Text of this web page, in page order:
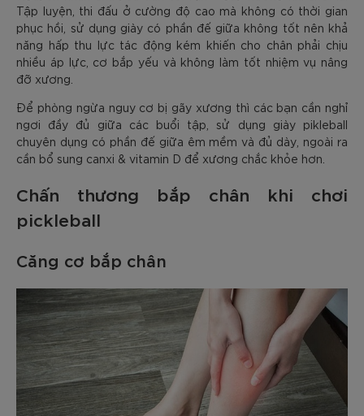
Tập luyện, thi đấu ở cường độ cao mà không có thời gian
phục hồi, sử dụng giày có phần đế giữa không tốt nên khả
năng hấp thu lực tác động kém khiến cho chân phải chịu
nhiều áp lực, cơ bắp yếu và không làm tốt nhiệm vụ nâng
đỡ xương.
Để phòng ngừa nguy cơ bị gãy xương thì các bạn cần nghỉ
ngơi đầy đủ giữa các buổi tập, sử dụng giày pikleball
chuyên dụng có phần đế giữa êm mềm và đủ dày, ngoài ra
cần bổ sung canxi & vitamin D để xương chắc khỏe hơn.
Chấn thương bắp chân khi chơi
pickleball
Căng cơ bắp chân